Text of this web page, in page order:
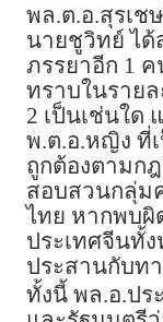
พล.ต.อ.สุรเช
นายชูวิทย์ ได้
ภรรยาอีก 1
ทราบในราย
2 เป็นเช่นใด
พ.ต.อ.หญิง ที่
ถูกต้องตามก
สอบสวนกลุ่ม
ไทย หากพบผิ
ประเทศจีนทั้
ประสานกับท
ทั้งนี้ พล.อ.ปร